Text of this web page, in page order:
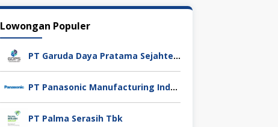
Lowongan Populer
PT Garuda Daya Pratama Sejahtera
PT Panasonic Manufacturing Indonesia
PT Palma Serasih Tbk